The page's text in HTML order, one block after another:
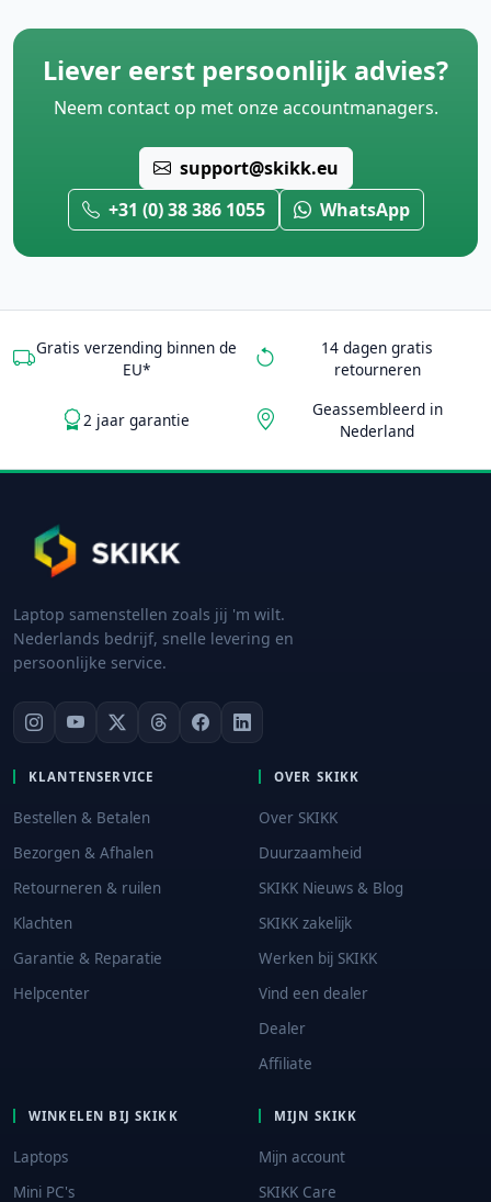
Liever eerst persoonlijk advies?
Neem contact op met onze accountmanagers.
support@skikk.eu
+31 (0) 38 386 1055
WhatsApp
Gratis verzending binnen de
EU*
14 dagen gratis
retourneren
2 jaar garantie
Geassembleerd in
Nederland
Laptop samenstellen zoals jij 'm wilt.
Nederlands bedrijf, snelle levering en
persoonlijke service.
KLANTENSERVICE
Bestellen & Betalen
Bezorgen & Afhalen
Retourneren & ruilen
Klachten
Garantie & Reparatie
Helpcenter
OVER SKIKK
Over SKIKK
Duurzaamheid
SKIKK Nieuws & Blog
SKIKK zakelijk
Werken bij SKIKK
Vind een dealer
Dealer
Affiliate
WINKELEN BIJ SKIKK
Laptops
Mini PC's
MIJN SKIKK
Mijn account
SKIKK Care